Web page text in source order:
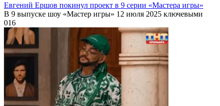
Евгений Ершов покинул проект в 9 серии «Мастера игры»
В 9 выпуске шоу «Мастер игры» 12 июля 2025 ключевыми
016